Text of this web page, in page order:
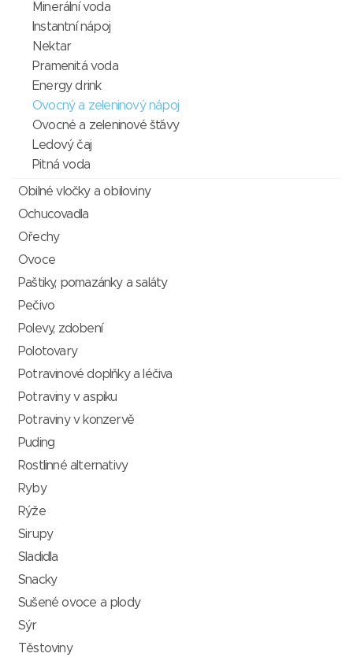
Minerální voda
Instantní nápoj
Nektar
Pramenitá voda
Energy drink
Ovocný a zeleninový nápoj
Ovocné a zeleninové šťávy
Ledový čaj
Pitná voda
Obilné vločky a obiloviny
Ochucovadla
Ořechy
Ovoce
Paštiky, pomazánky a saláty
Pečivo
Polevy, zdobení
Polotovary
Potravinové doplňky a léčiva
Potraviny v aspiku
Potraviny v konzervě
Puding
Rostlinné alternativy
Ryby
Rýže
Sirupy
Sladidla
Snacky
Sušené ovoce a plody
Sýr
Těstoviny